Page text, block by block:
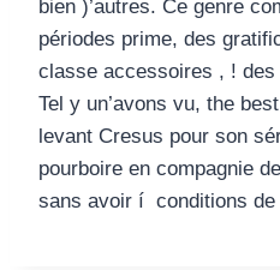
bien )’autres. Ce genre
périodes prime, des
classe accessoires , !
Tel y un’avons vu, the
levant Cresus pour son
pourboire en compagnie
sans avoir í conditions de